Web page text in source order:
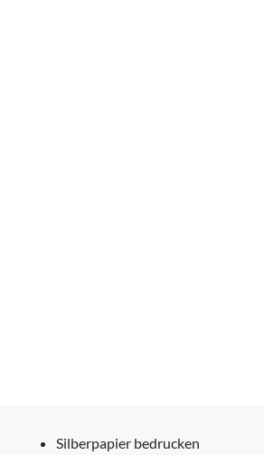
Silberpapier bedrucken